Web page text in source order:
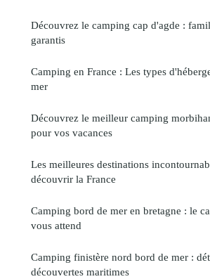
Découvrez le camping cap d'agde :
garantis
Camping en France : Les types
mer
Découvrez le meilleur camping
pour vos vacances
Les meilleures destinations
découvrir la France
Camping bord de mer en bretagne : le
vous attend
Camping finistère nord bord de mer :
découvertes maritimes